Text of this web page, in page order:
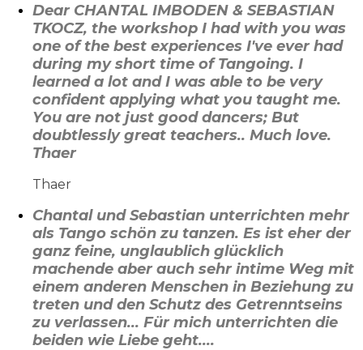
Dear CHANTAL IMBODEN & SEBASTIAN
TKOCZ, the workshop I had with you was
one of the best experiences I've ever had
during my short time of Tangoing. I
learned a lot and I was able to be very
confident applying what you taught me.
You are not just good dancers; But
doubtlessly great teachers.. Much love.
Thaer
Thaer
Chantal und Sebastian unterrichten mehr
als Tango schön zu tanzen. Es ist eher der
ganz feine, unglaublich glücklich
machende aber auch sehr intime Weg mit
einem anderen Menschen in Beziehung zu
treten und den Schutz des Getrenntseins
zu verlassen... Für mich unterrichten die
beiden wie Liebe geht....